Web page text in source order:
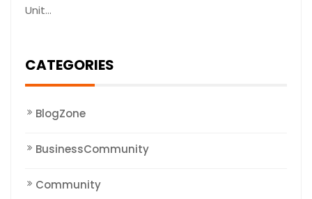
Unit…
CATEGORIES
BlogZone
BusinessCommunity
Community